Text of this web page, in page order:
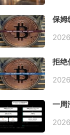
保姆
拒绝
具
一